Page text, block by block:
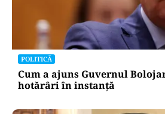
POLITICĂ
Cum a ajuns Guvernul
hotărâri în instanță